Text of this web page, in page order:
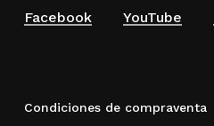
Facebook
YouTube
Condiciones de compraventa